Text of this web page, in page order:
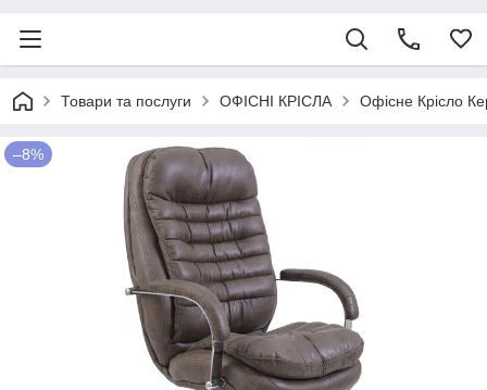
Товари та послуги ОФІСНІ КРІСЛА Офісне Крісло
–8%